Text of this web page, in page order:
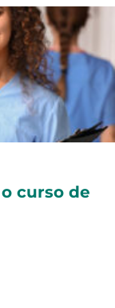
curso de